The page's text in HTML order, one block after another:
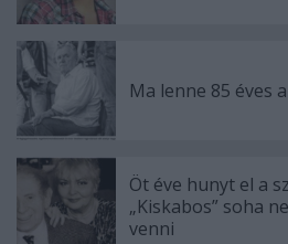
Ma lenne 85 éves
Öt éve hunyt el a
„Kiskabos” soha
venni